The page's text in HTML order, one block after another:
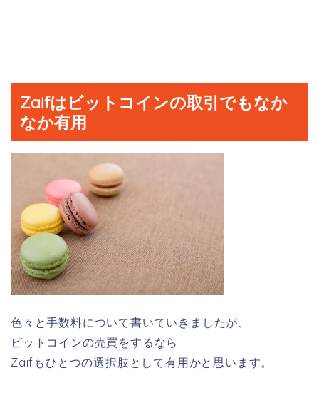
Zaifはビットコインの取引でもなか
なか有用
色々と手数料について書いていきましたが、
ビットコインの売買をするなら
Zaifもひとつの選択肢として有用かと思います。